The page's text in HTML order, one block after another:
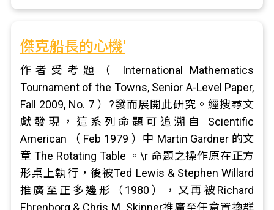
傑克船長的心機'
作者受考題（ International Mathematics
Tournament of the Towns, Senior A-Level Paper,
Fall 2009, No. 7 ）?發而展開此研究。經搜尋文
獻發現，這系列命題可追溯自 Scientific
American （ Feb 1979 ）中 Martin Gardner 的文
章 The Rotating Table 。\r 命題之操作原在正方
形桌上執行，後被Ted Lewis & Stephen Willard
推廣至正多邊形（1980），又再被Richard
Ehrenborg & Chris M. Skinner推廣至任意置換群